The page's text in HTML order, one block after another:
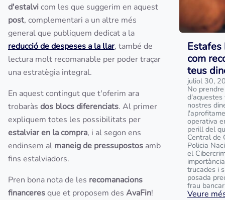
d'estalvicom les que suggerim en aquest
post, complementari a un altre més
general que publiquem dedicat a la
reducció de despeses a la llar, també de
lectura molt recomanable per poder traçar
una estratègia integral.
En aquest contingut que t'oferim ara
trobaràs dos blocs diferenciats. Al primer
expliquem totes les possibilitats per
estalviar en la compra, i al segon ens
endinsem al maneig de pressupostos amb
fins estalviadors.
Pren bona nota de les recomanacions
financeresque et proposem des AvaFin!
Estafes
com
teus
juliol 30,
No
d'aquestes
nostres
operativa
perill del
Central de
Policia
el
trucades i
posada
frau
Veure